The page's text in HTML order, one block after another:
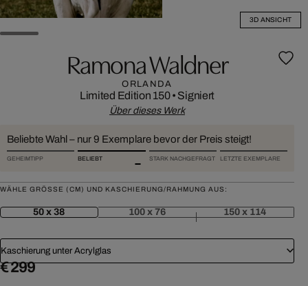
3D ANSICHT
Ramona Waldner
ORLANDA
Limited Edition 150• Signiert
Über dieses Werk
Beliebte Wahl – nur 9 Exemplare bevor der Preis steigt!
GEHEIMTIPP BELIEBT STARK NACHGEFRAGT LETZTE EXEMPLARE
WÄHLE GRÖSSE (CM) UND KASCHIERUNG/RAHMUNG AUS:
50 x 38 100 x 76 150 x 114
Kaschierung unter Acrylglas
€ 299